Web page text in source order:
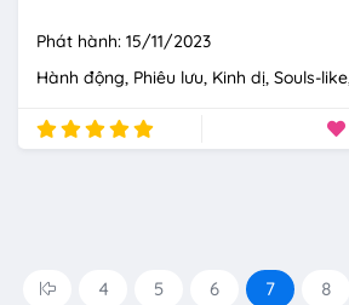
Phát hành: 15/11/2023
Hành động Phiêu lưu Kinh dị Souls-like
4 5 6 7 8